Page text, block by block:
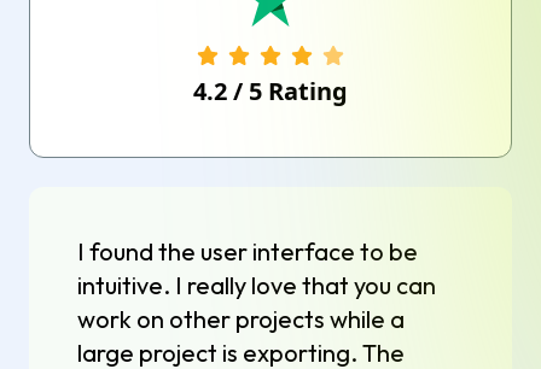
4.2/ 5 Rating
I found the user interface to be
intuitive. I really love that you can
work on other projects while a
large project is exporting. The